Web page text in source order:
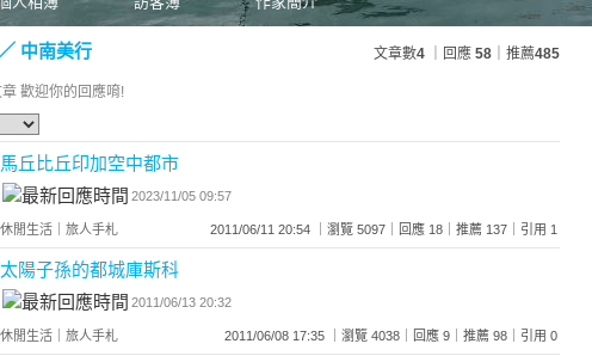
／ 中南美行 文章數4 ｜回應 58 ｜推薦485
歡迎你的回應唷!
馬丘比丘印加空中都市
2023/11/05 09:57
休閒生活 旅人手札 2011/06/11 20:54 ｜瀏覽 5097｜回應 18｜推薦 137｜引用 1
太陽子孫的都城庫斯科
2011/06/13 20:32
休閒生活 旅人手札 2011/06/08 17:35 ｜瀏覽 4038｜回應 9｜推薦 98｜引用 0